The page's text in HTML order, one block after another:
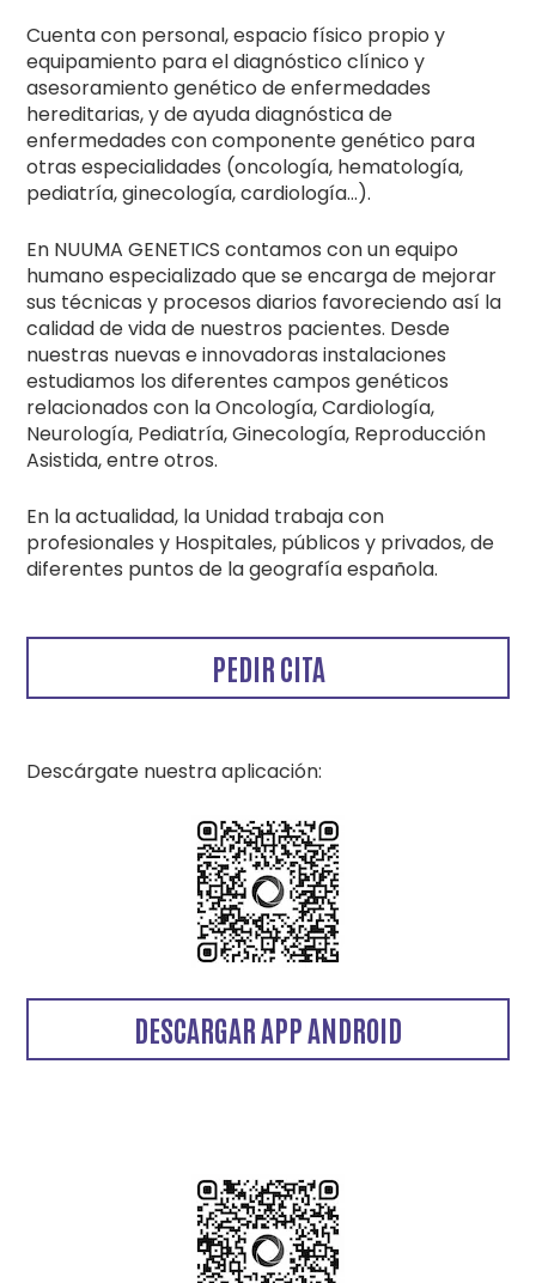
Cuenta con personal, espacio físico propio y
equipamiento para el diagnóstico clínico y
asesoramiento genético de enfermedades
hereditarias, y de ayuda diagnóstica de
enfermedades con componente genético para
otras especialidades (oncología, hematología,
pediatría, ginecología, cardiología…).
En NUUMA GENETICS contamos con un equipo
humano especializado que se encarga de mejorar
sus técnicas y procesos diarios favoreciendo así la
calidad de vida de nuestros pacientes. Desde
nuestras nuevas e innovadoras instalaciones
estudiamos los diferentes campos genéticos
relacionados con la Oncología, Cardiología,
Neurología, Pediatría, Ginecología, Reproducción
Asistida, entre otros.
En la actualidad, la Unidad trabaja con
profesionales y Hospitales, públicos y privados, de
diferentes puntos de la geografía española.
PEDIR CITA
Descárgate nuestra aplicación:
DESCARGAR APP ANDROID